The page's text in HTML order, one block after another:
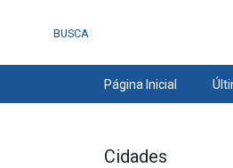
BUSCA
Página Inicial
Cidades